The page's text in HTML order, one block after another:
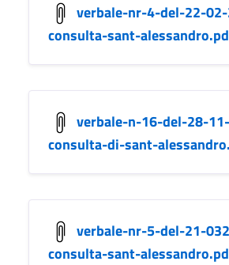
verbale-nr-4-del-22-
consulta-sant-
verbale-n-16-del-28-
consulta-di-sant-
verbale-nr-5-del-21-
consulta-sant-